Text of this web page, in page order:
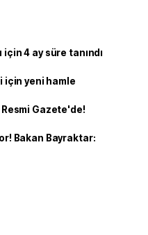
4 ay süre tanındı
için yeni hamle
Resmi Gazete'de!
Bakan Bayraktar: